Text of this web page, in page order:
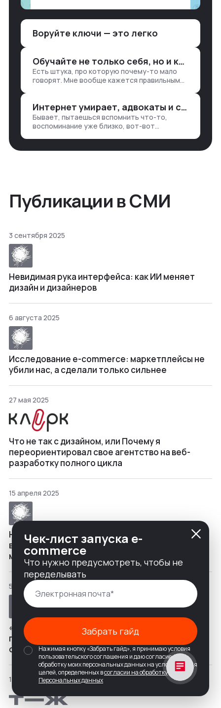
аналитикой лет 15 назад, нужно было:
продажи, заявки, прогресс по проекту
— все ручками
Воруйте ключи — это легко
Обучайте не только себя, но и клиентов
Есть штука, про которую почему-то мало
говорят. Мне вообще кажется правильным
хватаешь у клиента: е…
Интернет умирает, адвокаты и судьи в растерянности, а я хочу песню
Бывает, пытаешься вспомнить что-то,
воспоминание уже близко, вот-вот
неделями, если сильно не повезе…
Публикации в СМИ
3 сентября 2025
Невидимая рука интерфейса: как ИИ меняет
дизайн и дизайнеров
6 августа 2025
Исследование e-commerce: маркетплейсы не
убили нас, а сделали только сильнее
27 мая 2025
Что не так с дизайном, или Почему я
переориентировал свое агентство на веб-
разработку полного цикла
15 апреля 2025
Наши 象: что я узнал про китайцев и китайский
веб-дизайн, пока создавал сайт для
мясокомбината
5 декабря 2024
«Менеджер должен понимать, чем живут
программисты и дизайнеры»: как отбирать и
обучать руководителей проектов
11 ноября 2024
Чек-лист запуска e-
commerce
Что нужно предусмотреть, чтобы не
переделывать
Забрать гайд
Нажимая кнопку «Забрать гайд», я принимаю условия
пользовательского соглашения и даю согласие на
обработку моих персональных данных на условиях и для
целей, определенных всогласии на обработку
Персональных данных